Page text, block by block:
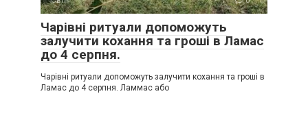
Чарівні ритуали допоможуть
залучити кохання та гроші в Ламас
до 4 серпня.
Чарівні ритуали допоможуть залучити кохання та гроші в
Ламас до 4 серпня. Ламмас або